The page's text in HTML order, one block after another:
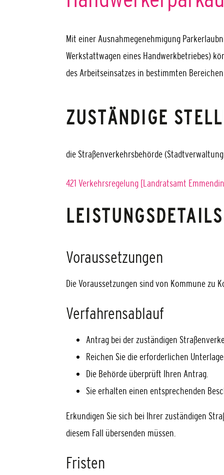
Mit einer Ausnahmegenehmigung
Werkstattwagen eines Handwerkbetriebes)
des Arbeitseinsatzes in bestimmten Bereichen
ZUSTÄNDIGE
die Straßenverkehrsbehörde
421 Verkehrsregelung [Landratsamt
LEISTUNGSDETAILS
Voraussetzungen
Die Voraussetzungen sind von Kommune zu
Verfahrensablauf
Antrag bei der zuständigen
Reichen Sie die erforderlichen
Die Behörde überprüft Ihren Antrag.
Sie erhalten einen entsprechenden
Erkundigen Sie sich bei Ihrer zuständigen
diesem Fall übersenden müssen.
Fristen